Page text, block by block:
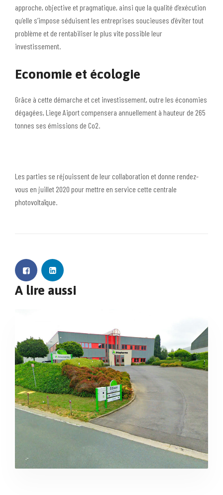
approche, objective et pragmatique, ainsi que la qualité d’exécution
qu’elle s’impose séduisent les entreprises soucieuses d’éviter tout
problème et de rentabiliser le plus vite possible leur
investissement.
Economie et écologie
Grâce à cette démarche et cet investissement, outre les économies
dégagées, Liege Aiport compensera annuellement à hauteur de 265
tonnes ses émissions de Co2.
Les parties se réjouissent de leur collaboration et donne rendez-
vous en juillet 2020 pour mettre en service cette centrale
photovoltaïque.
A lire aussi